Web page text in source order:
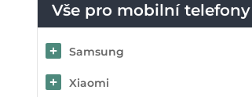
Vše pro mobilní telefony
Samsung
Xiaomi